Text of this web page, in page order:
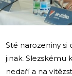
Sté narozeniny si
jinak. Slezskému
nedaří a na